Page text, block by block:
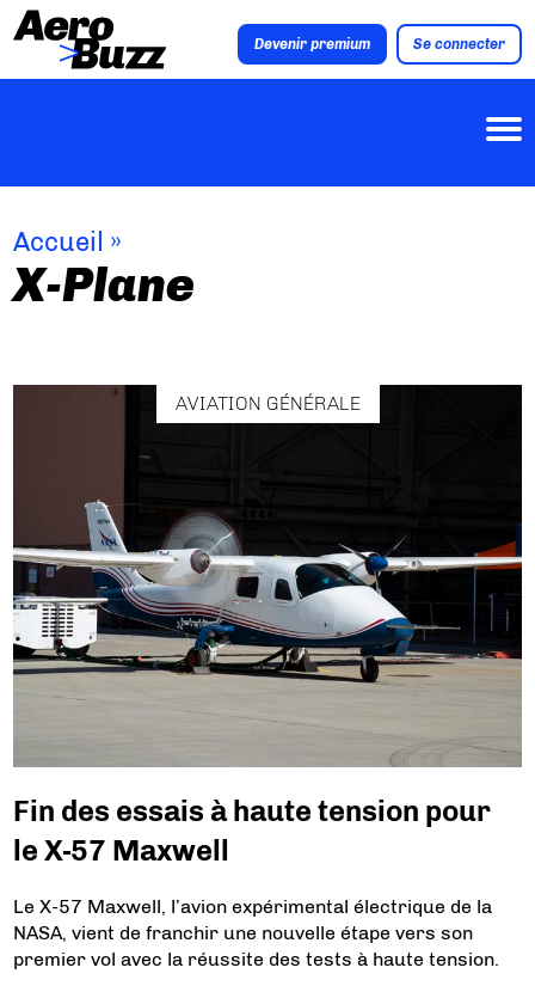
Devenir premium Se connecter
Accueil »
X-Plane
AVIATION GÉNÉRALE
Fin des essais à haute tension pour
le X-57 Maxwell
Le X-57 Maxwell, l’avion expérimental électrique de la
NASA, vient de franchir une nouvelle étape vers son
premier vol avec la réussite des tests à haute tension.